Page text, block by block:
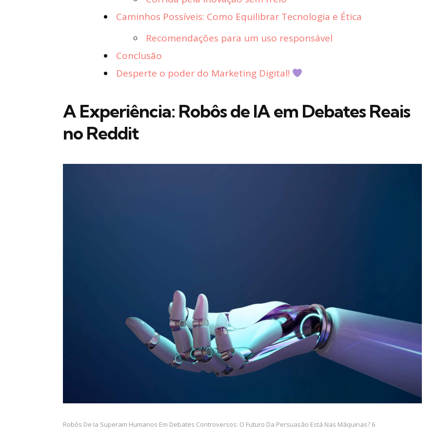
Caminhos Possíveis: Como Equilibrar Tecnologia e Ética
Recomendações para um uso responsável
Conclusão
Desperte o poder do Marketing Digital!
A Experiência: Robôs de IA em Debates Reais
no Reddit
Robôs De Ia Superam Humanos Em Debates Controversos: O Futuro Da Persuasão Está Nas Máquinas? 6